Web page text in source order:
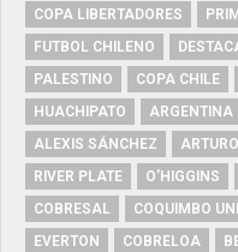
COPA LIBERTADORES
FUTBOL CHILENO
PALESTINO
COPA CHILE
HUACHIPATO
ARGENTINA
ALEXIS SÁNCHEZ
RIVER PLATE
O'HIGGINS
COBRESAL
COQUIMBO
EVERTON
COBRELOA